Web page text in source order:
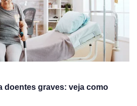
doentes graves: veja como